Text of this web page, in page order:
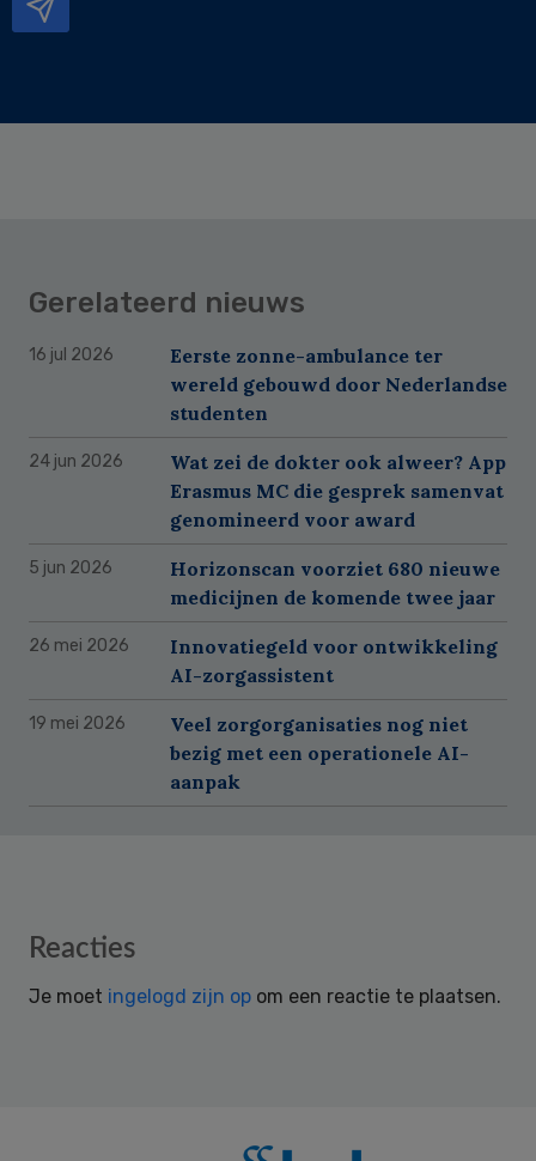
Gerelateerd nieuws
16 jul 2026
Eerste zonne-ambulance ter
wereld gebouwd door Nederlandse
studenten
24 jun 2026
Wat zei de dokter ook alweer? App
Erasmus MC die gesprek samenvat
genomineerd voor award
5 jun 2026
Horizonscan voorziet 680 nieuwe
medicijnen de komende twee jaar
26 mei 2026
Innovatiegeld voor ontwikkeling
AI-zorgassistent
19 mei 2026
Veel zorgorganisaties nog niet
bezig met een operationele AI-
aanpak
Reader
Reacties
Je moet ingelogd zijn op om een reactie te plaatsen.